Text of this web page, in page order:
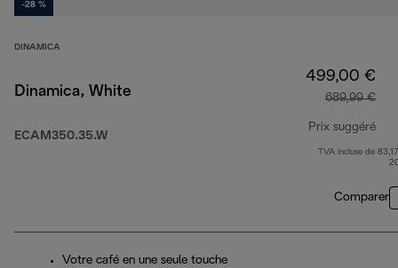
-28 %
DINAMICA
Dinamica, White
ECAM350.35.W
499,00 €
689,99 €
Prix suggéré
TVA incluse de
Comparer
Votre café en une seule touche